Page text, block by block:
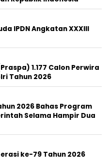
IPDN Angkatan XXXIII
1.177 Calon Perwira
Tahun 2026
2026 Bahas Program
Selama Hampir Dua
ke-79 Tahun 2026